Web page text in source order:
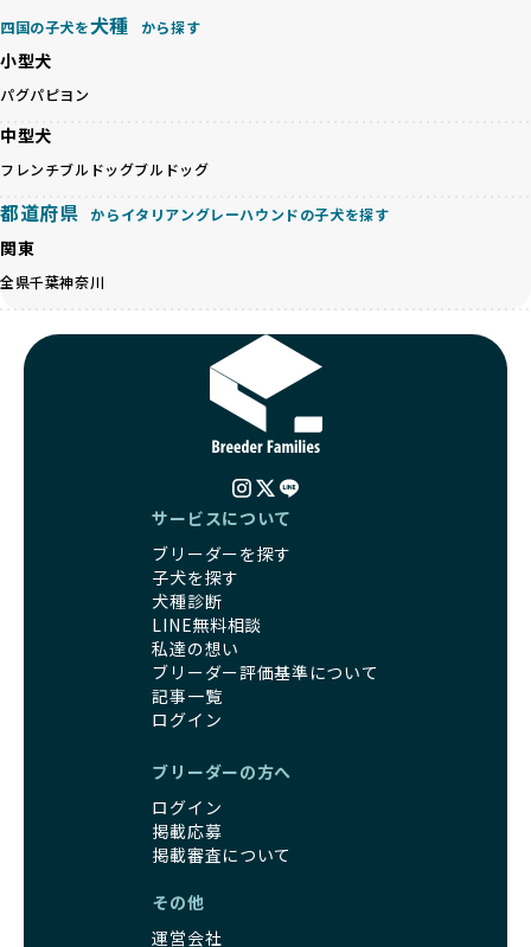
BreederFamiliesでは、すべてのブリーダーを書類審査、直
接のヒアリング、現地確認を通じて厳しく評価しています。
このプロセスにより、育成環境や健康管理だけでなく、ブリ
ーダー自身の理念や姿勢までも丁寧に確認しています。
ため、どのブリーダーを選んでも安心して子犬をお迎えいた
だけます。
す。
BreederFamiliesは、ペット業界が抱える命の大量生産・大
量販売、負担の大きい流通構造、劣悪な飼育環境といった課
題に真摯に向き合っています。優良ブリーダーとの直接取引
を促進することで、無駄な命の消費を減らし、命を大切にす
る社会の実現を目指しています。
さらに、売上の一部を保護団体や保護団体を支援する公益法
人へ寄付しています。多くのペット販売業者が、動物福祉へ
の取り組みが不十分であることを理由に寄付を断られる中、
ます。この活動により、保護が必要なワンちゃんの救済や保
護活動の支援にも貢献しています。
でなく、すべてのワンちゃんに優しい未来を創るための大き
な一歩です。ユーザーの皆さんがBreederFamiliesを通じて
子犬をお迎えすることで、こうした社会貢献活動を間接的に
支えることができます。
BreederFamiliesに登録されているブリーダーは、子犬が心
身ともに健康に育つための環境づくりに全力を注いでいま
遺伝的なリスクを最小限に抑えた繁殖計画、栄養バランスが
考えられた食事、子犬がのびのびと動ける適度な運動環境、
さらに獣医師と連携した健康管理まで徹底しています。
その結果、BreederFamiliesを通じてお迎えする子犬は、元
気で健康なスタートを切れることが大きな魅力です。
イントです。BreederFamiliesのブリーダーは、母犬や兄弟
犬、人との触れ合いの時間をしっかり確保し、子犬が自然に
ちゃんの社会性や基本的なしつけにも悪影響を与える可能性
があります。
優良ブリーダーは、ワンちゃんの健康と幸せを第一に考え、
ペットショップやオークションを介さずに直接飼い主に渡す
ことを大切にしています。また、彼らはお迎え先を自身で確
認し、ワンちゃんが安心して暮らせる環境を整えるために直
接の引き渡しを基本とします。
一方で、営利優先ブリーダーは、広範囲に販売するためにペ
を軽視しがちです。
「ペットショップ等を使わない」の詳細はこちら
近年、「小さくて可愛い」「珍しい毛色」という見た目の特
徴が人気を集め、高値で取引されることが多くなっていま
す。しかし、こうした特徴には健康リスクが伴う場合が少な
くありません。極小サイズは骨や心臓に負担がかかりやす
く、レアカラーには遺伝疾患のリスクが高まることがありま
営利優先ブリーダーは、このような流行や需要に応じて無理
な繁殖を行いがちです。小柄な母犬を繁殖に多用して体に負
担をかけたり、子犬を小さく見せるために食事を減らすな
ど、健康を犠牲にした管理がされることもあります。このよ
うな方法では、ワンちゃんの免疫力や体力が低下し、飼い主
にとっても将来的な医療費やケアの負担が増える恐れがあり
優良ブリーダーは、こうした流行に流されず、ワンちゃんの
健康を最優先に考えています。特に小さいワンちゃんやレア
カラーの子犬を販売する場合は、健康リスクを十分に理解
し、飼い主にそのリスクについて丁寧に説明しています。食
ワンちゃんの健康を第一にした繁殖を心がけています。
「見た目以上に健康重視」の詳細はこちら
引退犬とは、繁殖期を終えたワンちゃんたちのことを指しま
優良ブリーダーは、引退犬も家族の一員として、彼らの幸せ
を願っています。よって、引退後も自宅で飼育を続けるか、
四国の子犬を犬種 から探す
小型犬
パグパピヨン
中型犬
フレンチブルドッグブルドッグ
都道府県 からイタリアングレーハウンドの子犬を探す
関東
全県千葉神奈川
サービスについて
ブリーダーを探す
子犬を探す
犬種診断
LINE無料相談
私達の想い
ブリーダー評価基準について
記事一覧
ログイン
ブリーダーの方へ
ログイン
掲載応募
掲載審査について
その他
運営会社